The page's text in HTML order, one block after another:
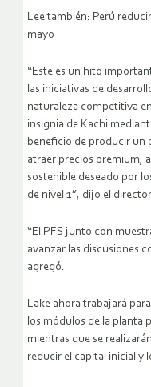
Lee también: Perú
mayo
“Este es un hito
las iniciativas de
naturaleza competitiva
insignia de Kachi
beneficio de producir un
atraer precios premium,
sostenible deseado por
de nivel 1”, dijo el
“El PFS junto con
avanzar las discusiones
agregó.
Lake ahora trabajará
los módulos de la planta
mientras que se
reducir el capital inicial y